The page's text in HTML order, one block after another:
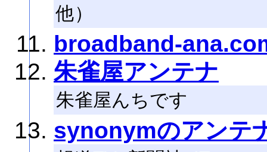
他）
broadband-
朱雀屋アンテナ
朱雀屋んちです
synonymのアンテ